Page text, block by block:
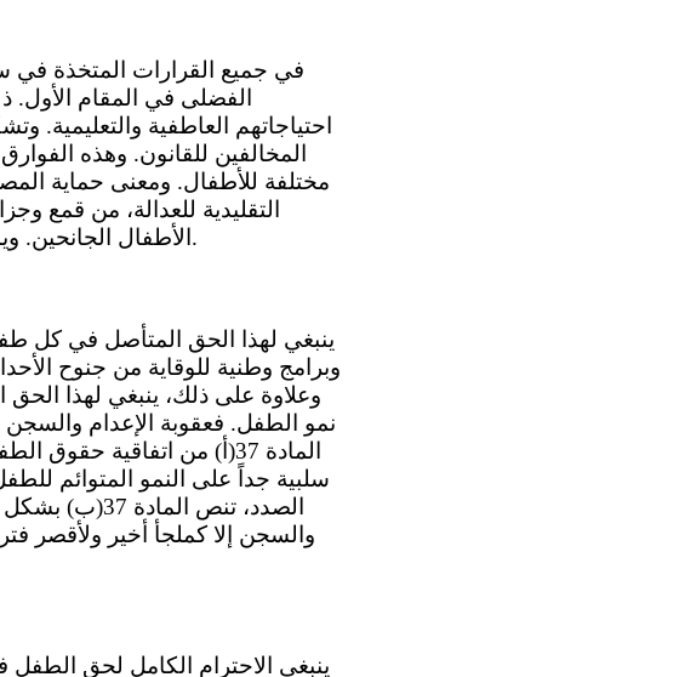
الفضلى في المقام الأول.
احتياجاتهم العاطفية
المخالفين للقانون. وهذه
مختلفة للأطفال. ومعنى حماية
التقليدية للعدالة، من قمع
الأطفال الجانحين. ويمكن القيام بذلك بتخطيط مشترك مع مراعاة السلامة العامة الفعلية.
وبرامج وطنية للوقاية من جنوح
وعلاوة على ذلك، ينبغي لهذا
نمو الطفل. فعقوبة الإعدام
سلبية جداً على النمو المتوائم
الصدد، تنص
والسجن إلا كملجأ أخير ولأقصر